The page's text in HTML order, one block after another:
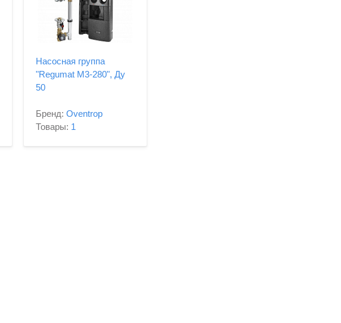
Насосная группа
"Regumat M3-280", Ду
50
Бренд: Oventrop
Товары: 1